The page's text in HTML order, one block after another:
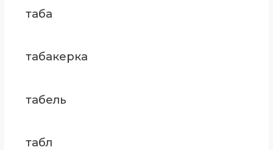
таба
табакерка
табель
табл